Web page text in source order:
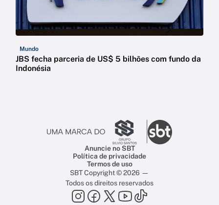
Mundo
JBS fecha parceria de US$ 5 bilhões com fundo da
Indonésia
Anuncie no SBT
Política de privacidade
Termos de uso
SBT Copyright © 2026 —
Todos os direitos reservados